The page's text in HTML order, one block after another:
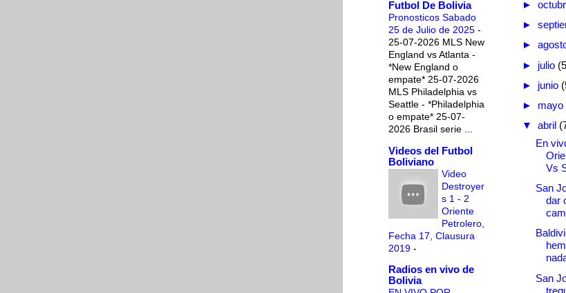
Futbol De Bolivia
Pronosticos Sabado
25 de Julio de 2025 -
25-07-2026 MLS New
England vs Atlanta -
*New England o
empate* 25-07-2026
MLS Philadelphia vs
Seattle - *Philadelphia
o empate* 25-07-
2026 Brasil serie ...
Videos del Futbol
Boliviano
Video
Destroyer
s 1 - 2
Oriente
Petrolero,
Fecha 17, Clausura
2019 -
Radios en vivo de
Bolivia
►
►
►
► julio
► junio
► mayo
▼ abril
En
Vs
San
dar
San